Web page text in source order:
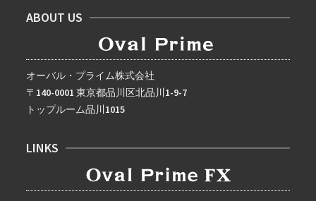
ABOUT US
オーバル・プライム株式会社
〒140-0001 東京都品川区北品川1-9-7
トップルーム品川1015
LINKS